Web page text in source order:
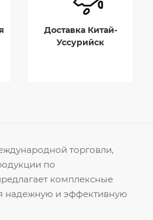
Доставка Китай-
Уссурийск
торговли,
по
комплексные
надежную и эффективную